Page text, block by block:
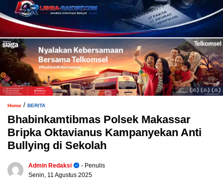
Home / BERITA
Bhabinkamtibmas Polsek Makassar
Bripka Oktavianus Kampanyekan Anti
Bullying di Sekolah
Admin Redaksi
- Penulis
Senin, 11 Agustus 2025